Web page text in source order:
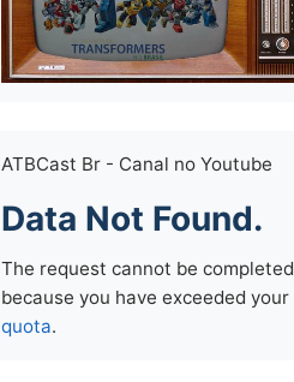
ATBCast Br - Canal no Youtube
Data Not Found.
The request cannot be completed
because you have exceeded your
quota.